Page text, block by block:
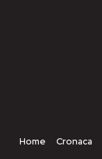
Home Cronaca